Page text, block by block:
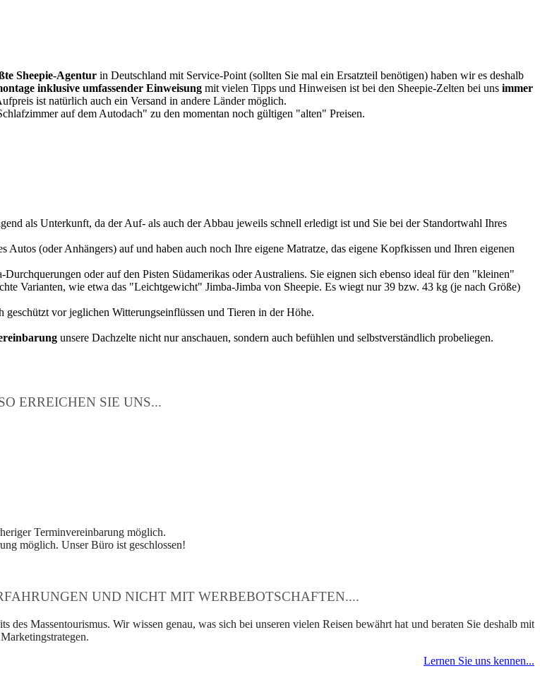
Sheepie-Agentur in Deutschland mit Service-Point (sollten Sie mal ein Ersatzteil benötigen) haben wir es deshalb
inklusive umfassender Einweisung mit vielen Tipps und Hinweisen ist bei den Sheepie-Zelten bei uns immer
ist natürlich auch ein Versand in andere Länder möglich.
auf dem Autodach" zu den momentan noch gültigen "alten" Preisen.
als Unterkunft, da der Auf- als auch der Abbau jeweils schnell erledigt ist und Sie bei der Standortwahl Ihres
(oder Anhängers) auf und haben auch noch Ihre eigene Matratze, das eigene Kopfkissen und Ihren eigenen
oder auf den Pisten Südamerikas oder Australiens. Sie eignen sich ebenso ideal für den "kleinen"
Varianten, wie etwa das "Leichtgewicht" Jimba-Jimba von Sheepie. Es wiegt nur 39 bzw. 43 kg (je nach Größe)
vor jeglichen Witterungseinflüssen und Tieren in der Höhe.
unsere Dachzelte nicht nur anschauen, sondern auch befühlen und selbstverständlich probeliegen.
ERREICHEN SIE UNS...
Terminvereinbarung möglich.
möglich. Unser Büro ist geschlossen!
UND NICHT MIT WERBEBOTSCHAFTEN....
des Massentourismus. Wir wissen genau, was sich bei unseren vielen Reisen bewährt hat und beraten Sie deshalb mit
Lernen Sie uns kennen...